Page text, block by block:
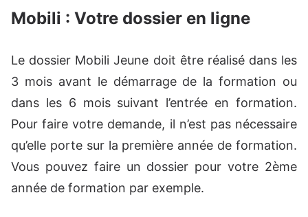
Mobili : Votre dossier en ligne
Le dossier Mobili Jeune doit être réalisé dans les
3 mois avant le démarrage de la formation ou
dans les 6 mois suivant l’entrée en formation.
Pour faire votre demande, il n’est pas nécessaire
qu’elle porte sur la première année de formation.
Vous pouvez faire un dossier pour votre 2ème
année de formation par exemple.